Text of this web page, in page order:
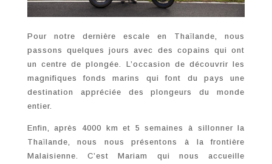
Pour notre dernière escale en Thaïlande, nous
passons quelques jours avec des copains qui ont
un centre de plongée. L’occasion de découvrir les
magnifiques fonds marins qui font du pays une
destination appréciée des plongeurs du monde
entier.
Enfin, après 4000 km et 5 semaines à sillonner la
Thaïlande, nous nous présentons à la frontière
Malaisienne. C’est Mariam qui nous accueille